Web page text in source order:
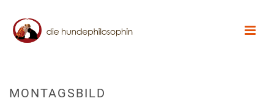
MONTAGSBILD